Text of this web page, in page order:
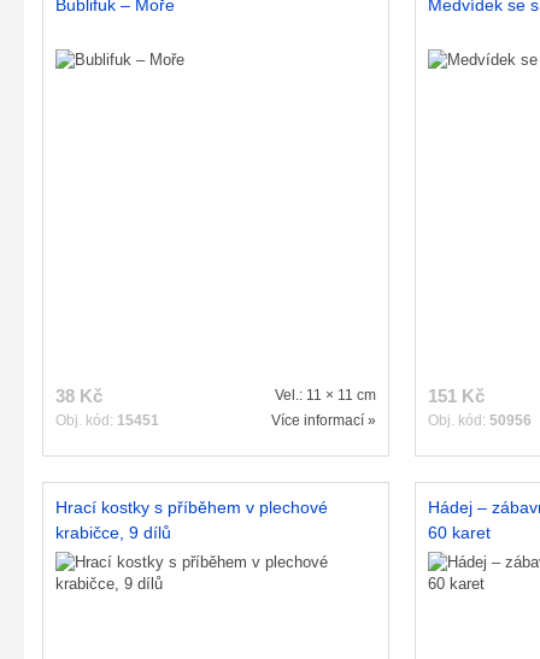
Bublifuk – Moře
38 Kč
Obj. kód: 15451
Vel.: 11 × 11 cm
Více informací »
Medvídek se
151 Kč
Obj. kód: 50956
Hrací kostky s příběhem v plechové
krabičce, 9 dílů
Hádej –
60 karet